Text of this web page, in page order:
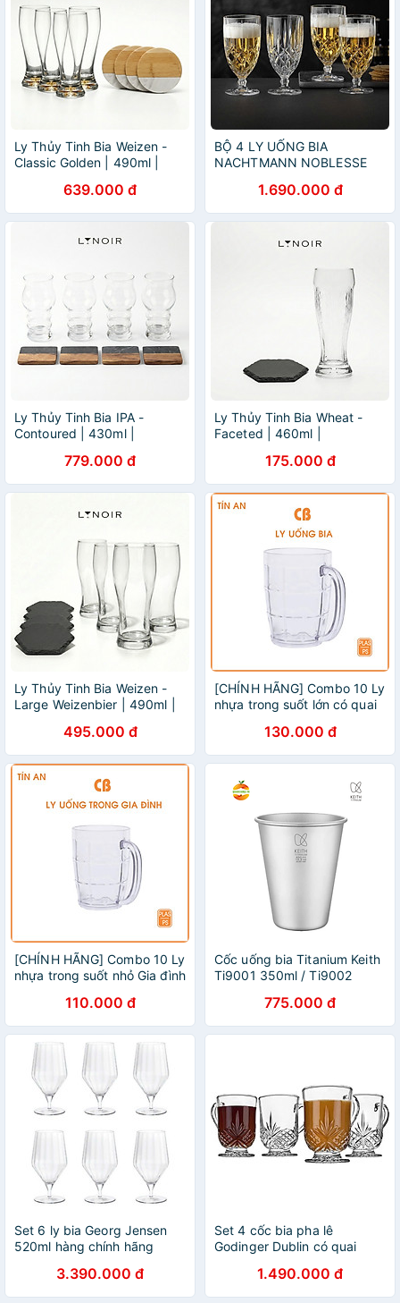
Ly Thủy Tinh Bia Weizen -
Classic Golden | 490ml |
639.000 đ
BỘ 4 LY UỐNG BIA
NACHTMANN NOBLESSE
hàng chính hãng
1.690.000 đ
Ly Thủy Tinh Bia IPA -
Contoured | 430ml |
779.000 đ
Ly Thủy Tinh Bia Wheat -
Faceted | 460ml |
175.000 đ
Ly Thủy Tinh Bia Weizen -
Large Weizenbier | 490ml |
495.000 đ
[CHÍNH HÃNG] Combo 10 Ly
nhựa trong suốt lớn có quai
130.000 đ
[CHÍNH HÃNG] Combo 10 Ly
nhựa trong suốt nhỏ Gia đình
110.000 đ
Cốc uống bia Titanium Keith
Ti9001 350ml / Ti9002
775.000 đ
Set 6 ly bia Georg Jensen
520ml hàng chính hãng
3.390.000 đ
Set 4 cốc bia pha lê
Godinger Dublin có quai
1.490.000 đ